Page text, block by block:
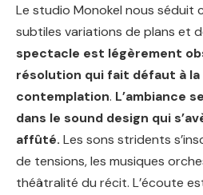
Le studio Monokel nous séduit
subtiles variations de plans et
spectacle est légèrement
résolution qui fait défaut à la
contemplation. L’ambiance
dans le sound design qui
affûté. Les sons stridents
de tensions, les musiques
théâtralité du récit. L’écoute